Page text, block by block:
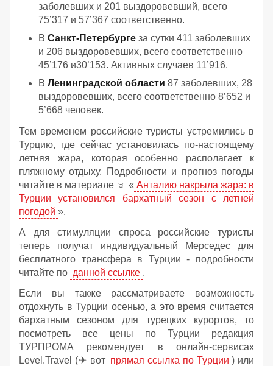
заболевших и 201 выздоровевший, всего
75’317 и 57’367 соответственно.
В Санкт-Петербурге за сутки 411 заболевших
и 206 выздоровевших, всего соответственно
45’176 и30’153. Активных случаев 11’916.
В Ленинградской области 87 заболевших, 28
выздоровевших, всего соответственно 8’652 и
5’668 человек.
Тем временем российские туристы устремились в
Турцию, где сейчас установилась по-настоящему
летняя жара, которая особенно располагает к
пляжному отдыху. Подробности и прогноз погоды
читайте в материале ☼ « Анталию накрыла жара: в
Турции установился бархатный сезон с летней
погодой ».
А для стимуляции спроса российские туристы
теперь получат индивидуальный Мерседес для
бесплатного трансфера в Турции - подробности
читайте по данной ссылке .
Если вы также рассматриваете возможность
отдохнуть в Турции осенью, а это время считается
бархатным сезоном для турецких курортов, то
посмотреть все цены по Турции редакция
ТУРПРОМА рекомендует в онлайн-сервисах
Level.Travel (✈ вот прямая ссылка по Турции ) или